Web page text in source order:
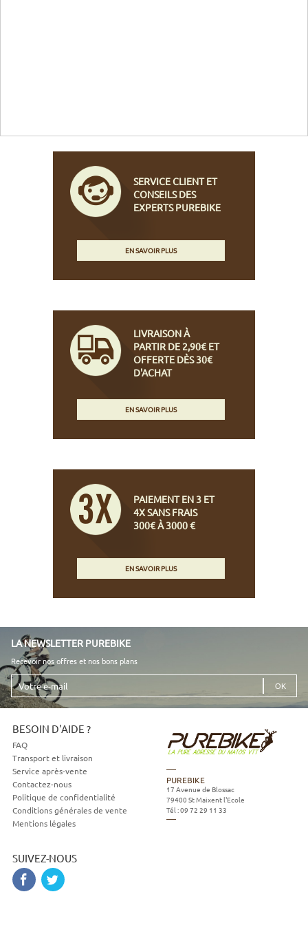
SERVICE CLIENT ET
CONSEILS DES
EXPERTS PUREBIKE
EN SAVOIR PLUS
LIVRAISON À
PARTIR DE 2,90€ ET
OFFERTE DÈS 30€
D'ACHAT
EN SAVOIR PLUS
PAIEMENT EN 3 ET
4X SANS FRAIS
300€ À 3000 €
EN SAVOIR PLUS
LA NEWSLETTER PUREBIKE
Recevoir nos offres et nos bons plans
Votre
e-
mail
BESOIN D'AIDE ?
FAQ
Transport et livraison
Service après-vente
Contactez-nous
Politique de confidentialité
Conditions générales de vente
Mentions légales
SUIVEZ-NOUS
PUREBIKE
17 Avenue de Blossac
79400 St Maixent l'Ecole
Tél :09 72 29 11 33